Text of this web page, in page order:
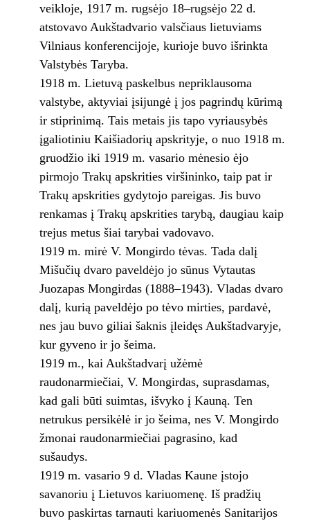
veikloje, 1917 m. rugsėjo 18–rugsėjo 22 d.
atstovavo Aukštadvario valsčiaus lietuviams
Vilniaus konferencijoje, kurioje buvo išrinkta
Valstybės Taryba.
1918 m. Lietuvą paskelbus nepriklausoma
valstybe, aktyviai įsijungė į jos pagrindų kūrimą
ir stiprinimą. Tais metais jis tapo vyriausybės
įgaliotiniu Kaišiadorių apskrityje, o nuo 1918 m.
gruodžio iki 1919 m. vasario mėnesio ėjo
pirmojo Trakų apskrities viršininko, taip pat ir
Trakų apskrities gydytojo pareigas. Jis buvo
renkamas į Trakų apskrities tarybą, daugiau kaip
trejus metus šiai tarybai vadovavo.
1919 m. mirė V. Mongirdo tėvas. Tada dalį
Mišučių dvaro paveldėjo jo sūnus Vytautas
Juozapas Mongirdas (1888–1943). Vladas dvaro
dalį, kurią paveldėjo po tėvo mirties, pardavė,
nes jau buvo giliai šaknis įleidęs Aukštadvaryje,
kur gyveno ir jo šeima.
1919 m., kai Aukštadvarį užėmė
raudonarmiečiai, V. Mongirdas, suprasdamas,
kad gali būti suimtas, išvyko į Kauną. Ten
netrukus persikėlė ir jo šeima, nes V. Mongirdo
žmonai raudonarmiečiai pagrasino, kad
sušaudys.
1919 m. vasario 9 d. Vladas Kaune įstojo
savanoriu į Lietuvos kariuomenę. Iš pradžių
buvo paskirtas tarnauti kariuomenės Sanitarijos